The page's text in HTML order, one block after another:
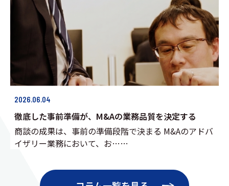
2026.06.04
徹底した事前準備が、M&Aの業務品質を決定する
商談の成果は、事前の準備段階で決まる M&Aのアドバ
イザリー業務において、お……